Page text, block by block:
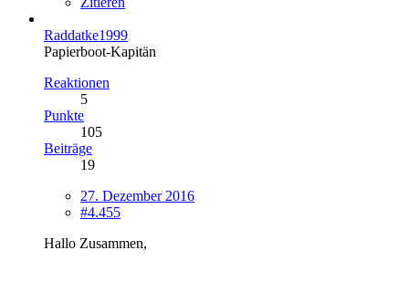
Raddatke1999
Papierboot-Kapitän
Reaktionen
5
Punkte
105
Beiträge
19
27. Dezember 2016
#4.455
Hallo Zusammen,